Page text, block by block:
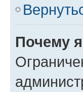
Почему